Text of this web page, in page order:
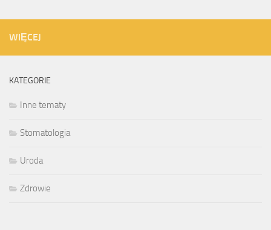
WIĘCEJ
KATEGORIE
Inne tematy
Stomatologia
Uroda
Zdrowie